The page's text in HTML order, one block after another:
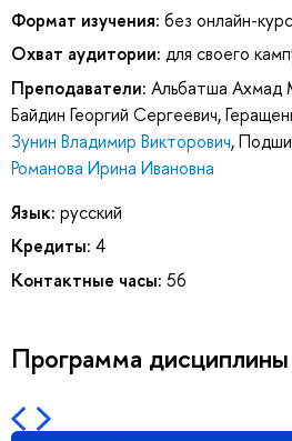
Формат изучения: без онлайн-
Охват аудитории: для своего
Преподаватели: Альбатша Ахмад
Байдин Георгий Сергеевич,
Зунин Владимир Викторович,
Романова Ирина Ивановна
Язык: русский
Кредиты: 4
Контактные часы: 56
Программа дисциплины